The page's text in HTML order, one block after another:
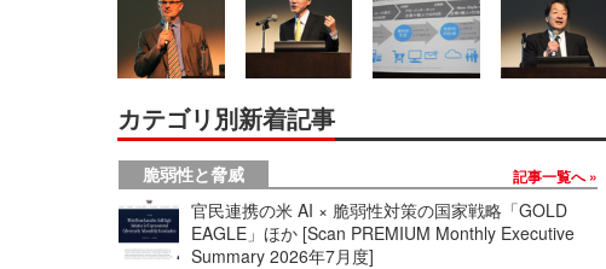
カテゴリ別新着記事
脆弱性と脅威 記事一覧へ
官民連携の米 AI × 脆弱性対策の国家戦略「GOLD
EAGLE」ほか [Scan PREMIUM Monthly Executive
Summary 2026年7月度]